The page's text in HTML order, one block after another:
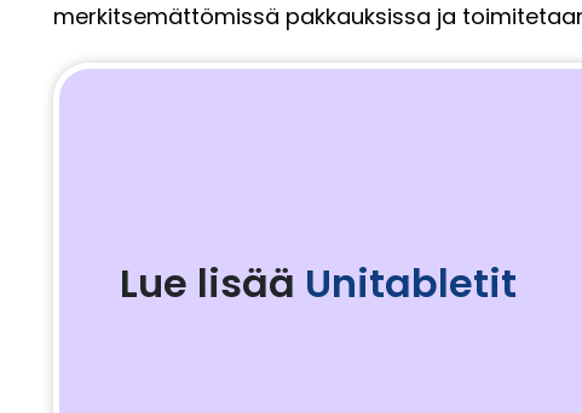
merkitsemättömissä pakkauksissa ja
Lue lisää Unitabletit